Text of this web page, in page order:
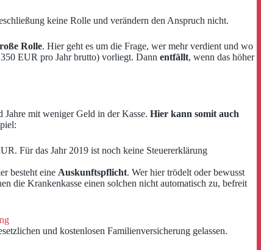
keine Rolle und verändern den Anspruch nicht.
Rolle. Hier geht es um die Frage, wer mehr verdient und wo
EUR pro Jahr brutto) vorliegt. Dann entfällt, wenn das höher
Jahre mit weniger Geld in der Kasse. Hier kann somit auch
Für das Jahr 2019 ist noch keine Steuererklärung
besteht eine Auskunftspflicht. Wer hier trödelt oder bewusst
die Krankenkasse einen solchen nicht automatisch zu, befreit
und kostenlosen Familienversicherung gelassen.